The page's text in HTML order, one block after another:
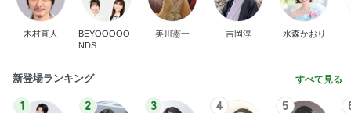
木村直人
BEYOOOOO
NDS
美川憲一 吉岡淳 水森かおり
新登場ランキング すべて見る
1 2 3 4 5